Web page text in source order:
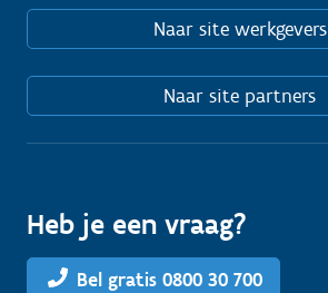
Naar site werkgevers
Naar site partners
Heb je een vraag?
Bel gratis 0800 30 700